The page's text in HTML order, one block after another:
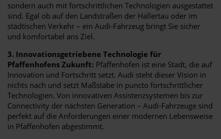
sondern auch mit fortschrittlichen Technologien ausgestattet
sind. Egal ob auf den Landstraßen der Hallertau oder im
städtischen Verkehr – ein Audi-Fahrzeug bringt Sie sicher
und komfortabel ans Ziel.
3. Innovationsgetriebene Technologie für
Pfaffenhofens Zukunft: Pfaffenhofen ist eine Stadt, die auf
Innovation und Fortschritt setzt. Audi steht dieser Vision in
nichts nach und setzt Maßstäbe in puncto fortschrittlicher
Technologien. Von innovativen Assistenzsystemen bis zur
Connectivity der nächsten Generation – Audi-Fahrzeuge sind
perfekt auf die Anforderungen einer modernen Lebensweise
in Pfaffenhofen abgestimmt.